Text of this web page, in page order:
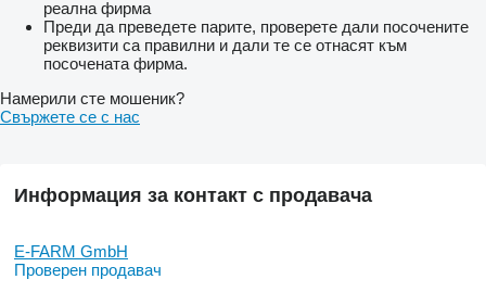
реална фирма
Преди да преведете парите, проверете дали посочените
реквизити са правилни и дали те се отнасят към
посочената фирма.
Намерили сте мошеник?
Свържете се с нас
Информация за контакт с продавача
E-FARM GmbH
Проверен продавач